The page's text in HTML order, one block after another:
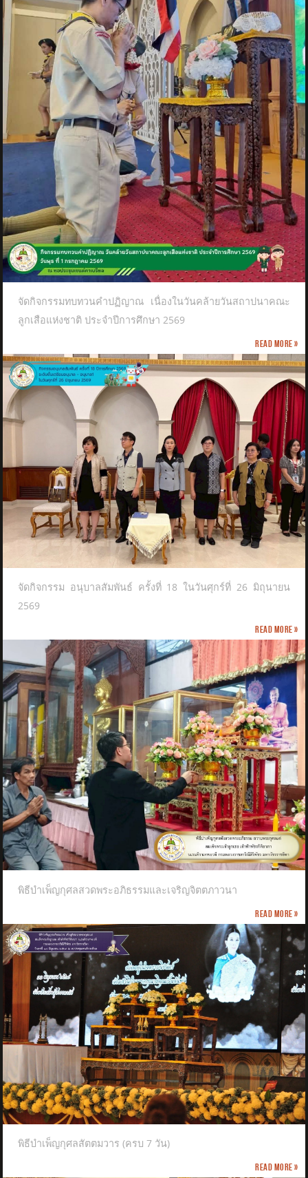
จัดกิจกรรมทบทวนคำปฏิญาณ เนื่องในวันคล้ายวันสถาปนาคณะ
ลูกเสือแห่งชาติ​ ประจำปีการศึกษา 2569
Read more »
จัดกิจกรรม อนุบาลสัมพันธ์ ครั้งที่ 18 ในวันศุกร์ที่ 26 มิถุนายน
2569
Read more »
พิธีบำเพ็ญกุศลสวดพระอภิธรรมและเจริญจิตตภาวนา
Read more »
พิธีบำเพ็ญกุศลสัตตมวาร (ครบ 7 วัน)
Read more »